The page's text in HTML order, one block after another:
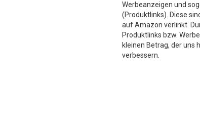
Werbeanzeigen und
(Produktlinks). Diese
auf Amazon verlinkt.
Produktlinks bzw.
kleinen Betrag, der uns
verbessern.